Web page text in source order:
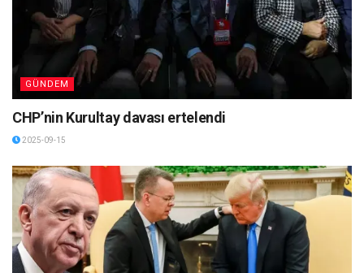
GÜNDEM
CHP’nin Kurultay davası ertelendi
2025-09-15